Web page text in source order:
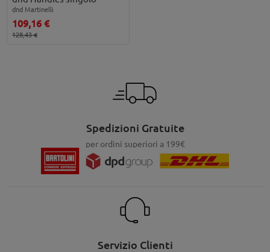
dnd Martinelli
109,16 €
128,43 €
Spedizioni Gratuite
per ordini superiori a 199€
Servizio Clienti